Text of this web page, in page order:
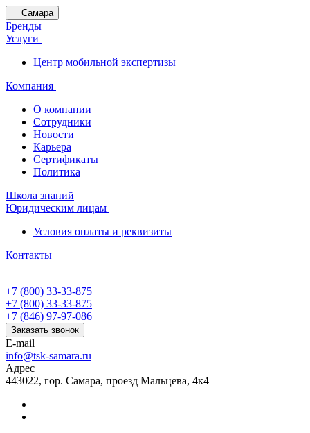
Самара
Бренды
Услуги
Центр мобильной экспертизы
Компания
О компании
Сотрудники
Новости
Карьера
Сертификаты
Политика
Школа знаний
Юридическим лицам
Условия оплаты и реквизиты
Контакты
+7 (800) 33-33-875
+7 (800) 33-33-875
+7 (846) 97-97-086
Заказать звонок
E-mail
info@tsk-samara.ru
Адрес
443022, гор. Самара, проезд Мальцева, 4к4